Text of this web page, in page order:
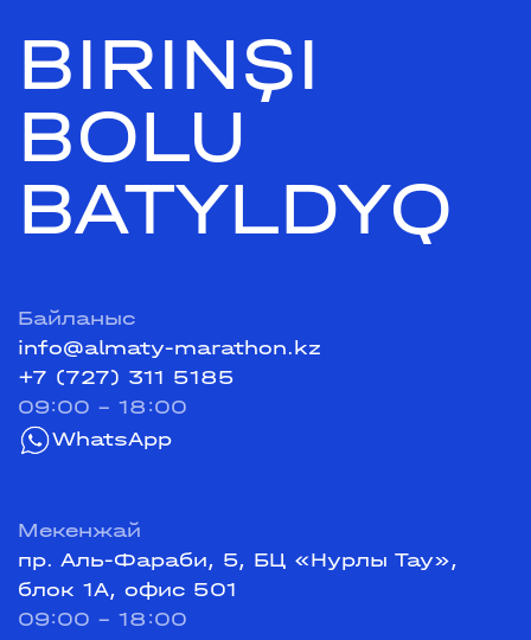
BIRINŞI
BOLU
BATYLDYQ
Байланыс
info@almaty-marathon.kz
+7 (727) 311 5185
09:00 - 18:00
WhatsApp
Мекенжай
пр. Аль-Фараби, 5, БЦ «Нурлы Тау»,
блок 1А, офис 501
09:00 - 18:00